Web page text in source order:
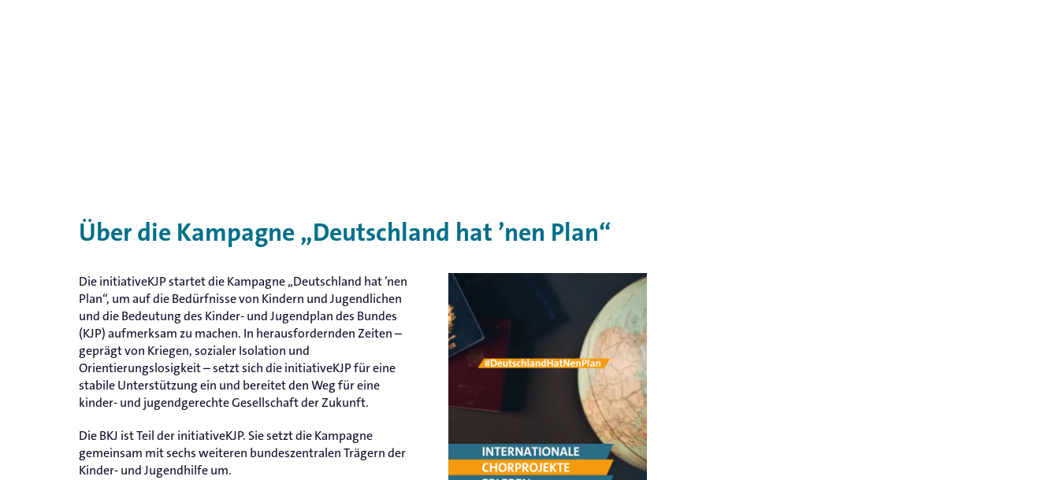
Über die Kampagne „Deutschland hat ’nen Plan“
Die initiativeKJP startet die Kampagne „Deutschland hat ’nen
Plan“, um auf die Bedürfnisse von Kindern und Jugendlichen
und die Bedeutung des Kinder- und Jugendplan des Bundes
(KJP) aufmerksam zu machen. In herausfordernden Zeiten –
geprägt von Kriegen, sozialer Isolation und
Orientierungslosigkeit – setzt sich die initiativeKJP für eine
stabile Unterstützung ein und bereitet den Weg für eine
kinder- und jugendgerechte Gesellschaft der Zukunft.
Die BKJ ist Teil der initiativeKJP. Sie setzt die Kampagne
gemeinsam mit sechs weiteren bundeszentralen Trägern der
Kinder- und Jugendhilfe um.